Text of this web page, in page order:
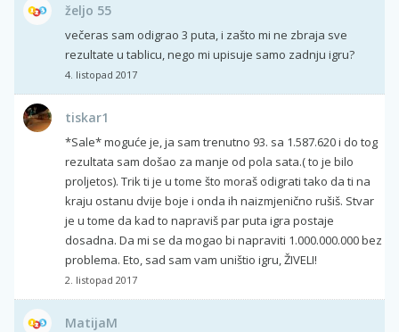
željo 55
večeras sam odigrao 3 puta, i zašto mi ne zbraja sve
rezultate u tablicu, nego mi upisuje samo zadnju igru?
4. listopad 2017
tiskar1
*Sale* moguće je, ja sam trenutno 93. sa 1.587.620 i do tog
rezultata sam došao za manje od pola sata.( to je bilo
proljetos). Trik ti je u tome što moraš odigrati tako da ti na
kraju ostanu dvije boje i onda ih naizmjenično rušiš. Stvar
je u tome da kad to napraviš par puta igra postaje
dosadna. Da mi se da mogao bi napraviti 1.000.000.000 bez
problema. Eto, sad sam vam uništio igru, ŽIVELI!
2. listopad 2017
MatijaM